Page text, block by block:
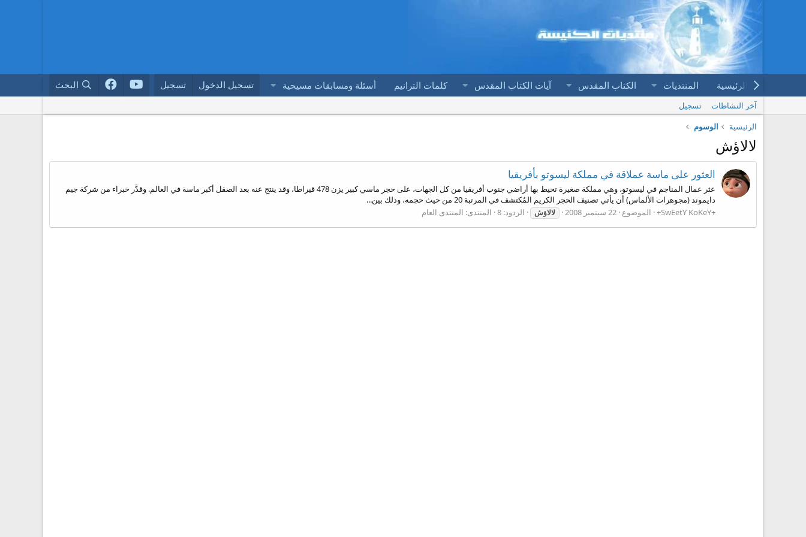
الرئيسية المنتديات الكتاب المقدس آيات الكتاب المقدس كلمات الترانيم أسئلة ومسابقات مسيحية تسجيل الدخول تسجيل البحث
آخر النشاطات
تسجيل
الرئيسية
الوسوم
لالاؤش
العثور على ماسة عملاقة في مملكة ليسوتو بأفريقيا
عثر عمال المناجم في ليسوتو، وهي مملكة صغيرة تحيط بها أراضي جنوب أفريقيا من كل الجهات، على حجر ماسي كبير يزن 478 قيراطا، وقد ينتج عنه بعد الصقل أكبر ماسة في العالم. وقدَّر خبراء من شركة جيم
دايموند (مجوهرات الألماس) أن يأتي تصنيف الحجر الكريم المُكتشف في المرتبة 20 من حيث حجمه، وذلك بين...
+SwEetY KoKeY+ الموضوع 22 سبتمبر 2008 لالاؤش الردود: 8 المنتدى: المنتدى العام